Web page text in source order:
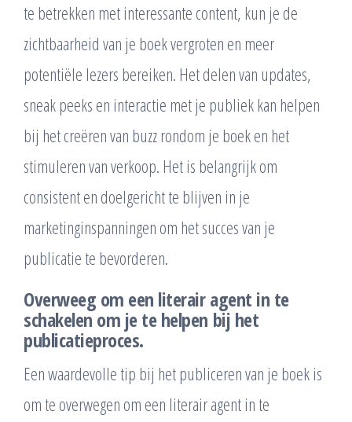
te betrekken met interessante content, kun je de
zichtbaarheid van je boek vergroten en meer
potentiële lezers bereiken. Het delen van updates,
sneak peeks en interactie met je publiek kan helpen
bij het creëren van buzz rondom je boek en het
stimuleren van verkoop. Het is belangrijk om
consistent en doelgericht te blijven in je
marketinginspanningen om het succes van je
publicatie te bevorderen.
Overweeg om een literair agent in te
schakelen om je te helpen bij het
publicatieproces.
Een waardevolle tip bij het publiceren van je boek is
om te overwegen om een literair agent in te